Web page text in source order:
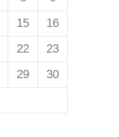
15
16
22
23
29
30